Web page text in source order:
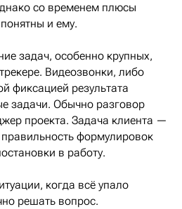
со временем плюсы
и ему.
задач, особенно крупных,
Видеозвонки, либо
фиксацией результата
задачи. Обычно разговор
проекта. Задача клиента —
правильность формулировок
в работу.
когда всё упало
решать вопрос.